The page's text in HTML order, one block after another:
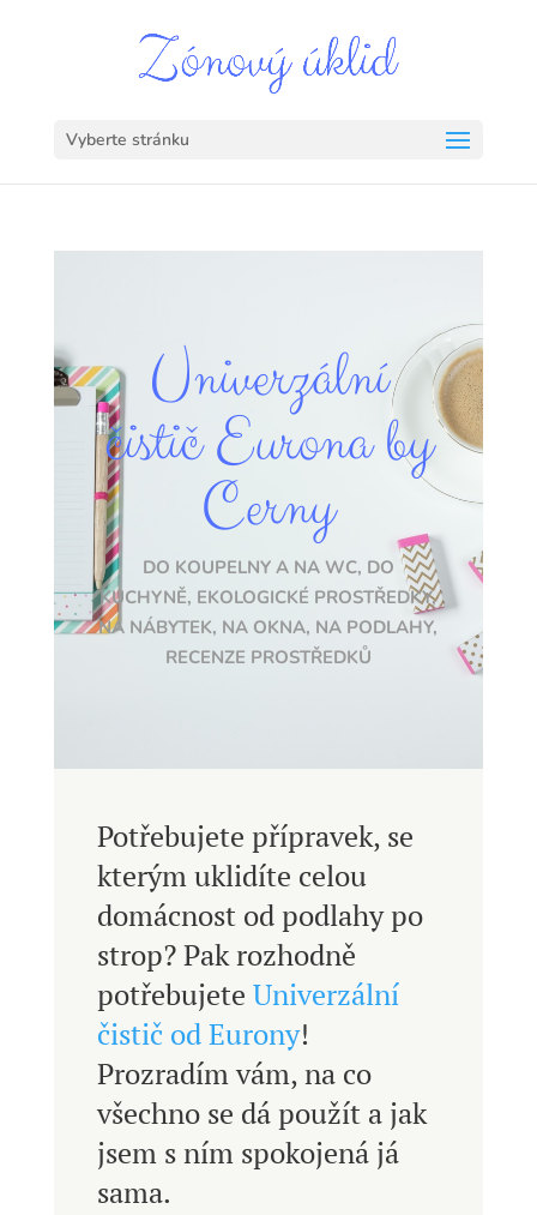
Vyberte stránku
Univerzální
čistič Eurona by
Cerny
DO KOUPELNY A NA WC, DO
KUCHYNĚ, EKOLOGICKÉ PROSTŘEDKY,
NA NÁBYTEK, NA OKNA, NA PODLAHY,
RECENZE PROSTŘEDKŮ
Potřebujete přípravek, se
kterým uklidíte celou
domácnost od podlahy po
strop? Pak rozhodně
potřebujete Univerzální
čistič od Eurony!
Prozradím vám, na co
všechno se dá použít a jak
jsem s ním spokojená já
sama.